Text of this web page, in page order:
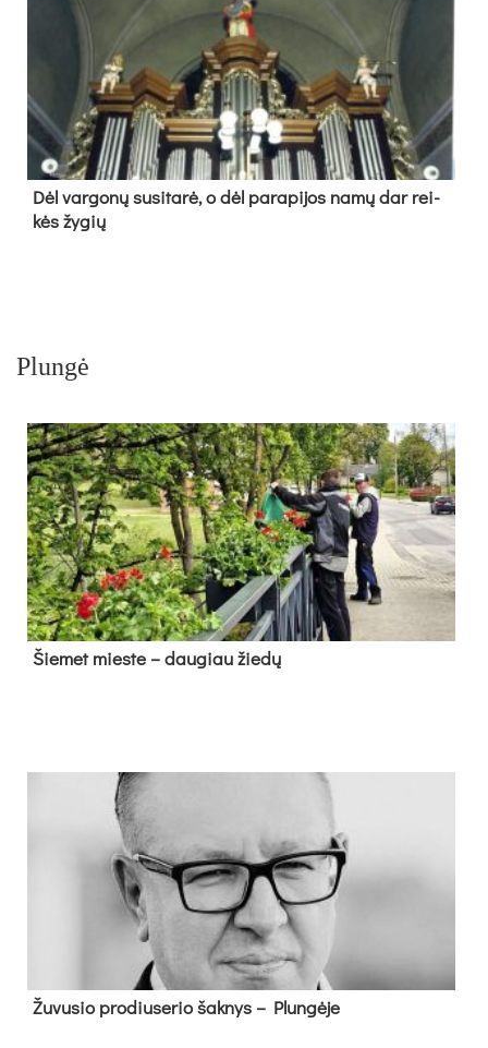
Dėl var­go­nų su­si­ta­rė, o dėl pa­ra­pi­jos na­mų dar rei­
kės žy­gių
Plungė
Šie­met mies­te – dau­giau žie­dų
Žu­vu­sio pro­diu­se­rio šak­nys – Plun­gė­je